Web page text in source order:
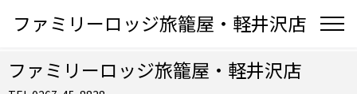
ファミリーロッジ旅籠屋・軽井沢店
ファミリーロッジ旅籠屋・軽井沢店